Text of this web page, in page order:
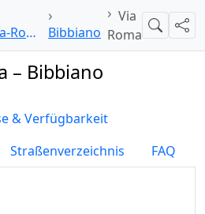
Emilia-Romagna Bibbiano
Via
Roma
Suche
– Bibbiano
& Verfügbarkeit
Straßenverzeichnis
FAQ